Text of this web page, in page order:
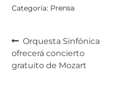
Categoría: Prensa
Navegación
de
Anterior:
Orquesta Sinfónica
ofrecerá concierto
gratuito de Mozart